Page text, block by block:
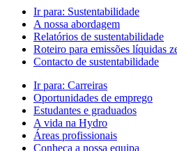
Ir para: Sustentabilidade
A nossa abordagem
Relatórios de sustentabilidade
Roteiro para emissões líquidas
Contacto de sustentabilidade
Ir para: Carreiras
Oportunidades de emprego
Estudantes e graduados
A vida na Hydro
Áreas profissionais
Conheça a nossa equipa